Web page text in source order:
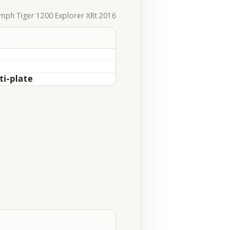
Tiger 1200 Explorer XRt 2016
plate